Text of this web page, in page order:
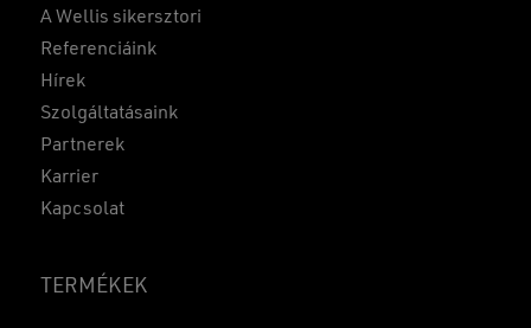
A Wellis sikersztori
Referenciáink
Hírek
Szolgáltatásaink
Partnerek
Karrier
Kapcsolat
TERMÉKEK